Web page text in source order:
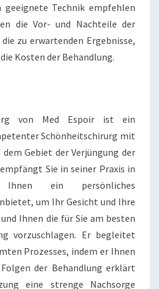
Technik empfehlen
die Vor- und Nachteile der
zu erwartenden Ergebnisse,
Kosten der Behandlung.
von Med Espoir ist ein
Schönheitschirurg mit
Gebiet der Verjüngung der
Sie in seiner Praxis in
ein persönliches
um Ihr Gesicht und Ihre
Ihnen die für Sie am besten
vorzuschlagen. Er begleitet
Prozesses, indem er Ihnen
der Behandlung erklärt
eine strenge Nachsorge